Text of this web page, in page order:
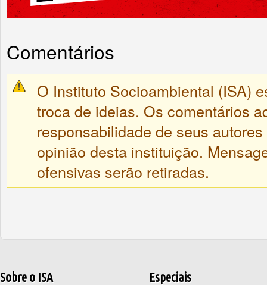
Comentários
O Instituto Socioambiental (ISA)
troca de ideias. Os comentários
responsabilidade de seus
opinião desta instituição.
ofensivas serão retiradas.
Sobre o ISA Especiais